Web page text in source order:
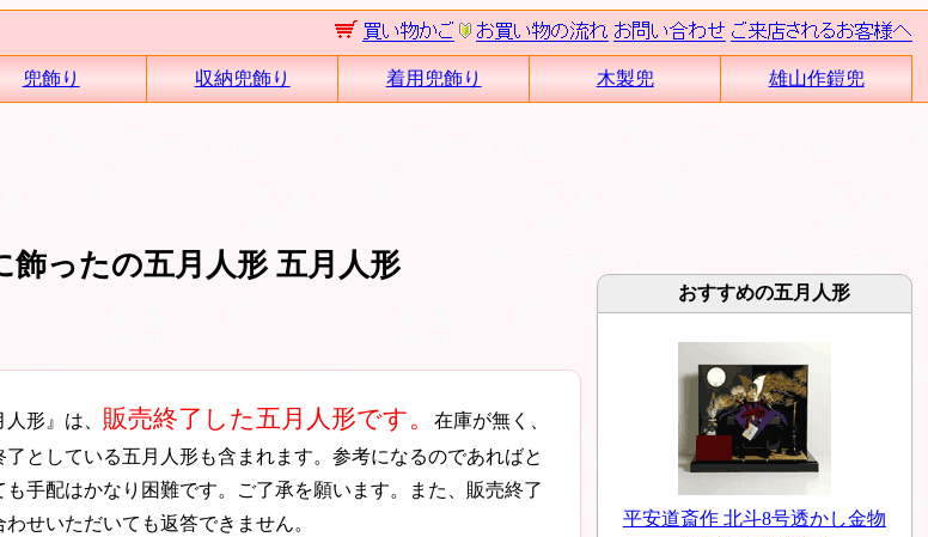
兜飾り 収納兜飾り 着用兜飾り 木製兜 雄山作鎧兜
ったの五月人形 五月人形
形』は、 販売終了した五月人形です。在庫が無く、
としている五月人形も含まれます。参考になるのであればと
手配はかなり困難です。ご了承を願います。また、販売終了
せいただいても返答できません。
おすすめの五月人形
平安道斎作 北斗8号透かし金物